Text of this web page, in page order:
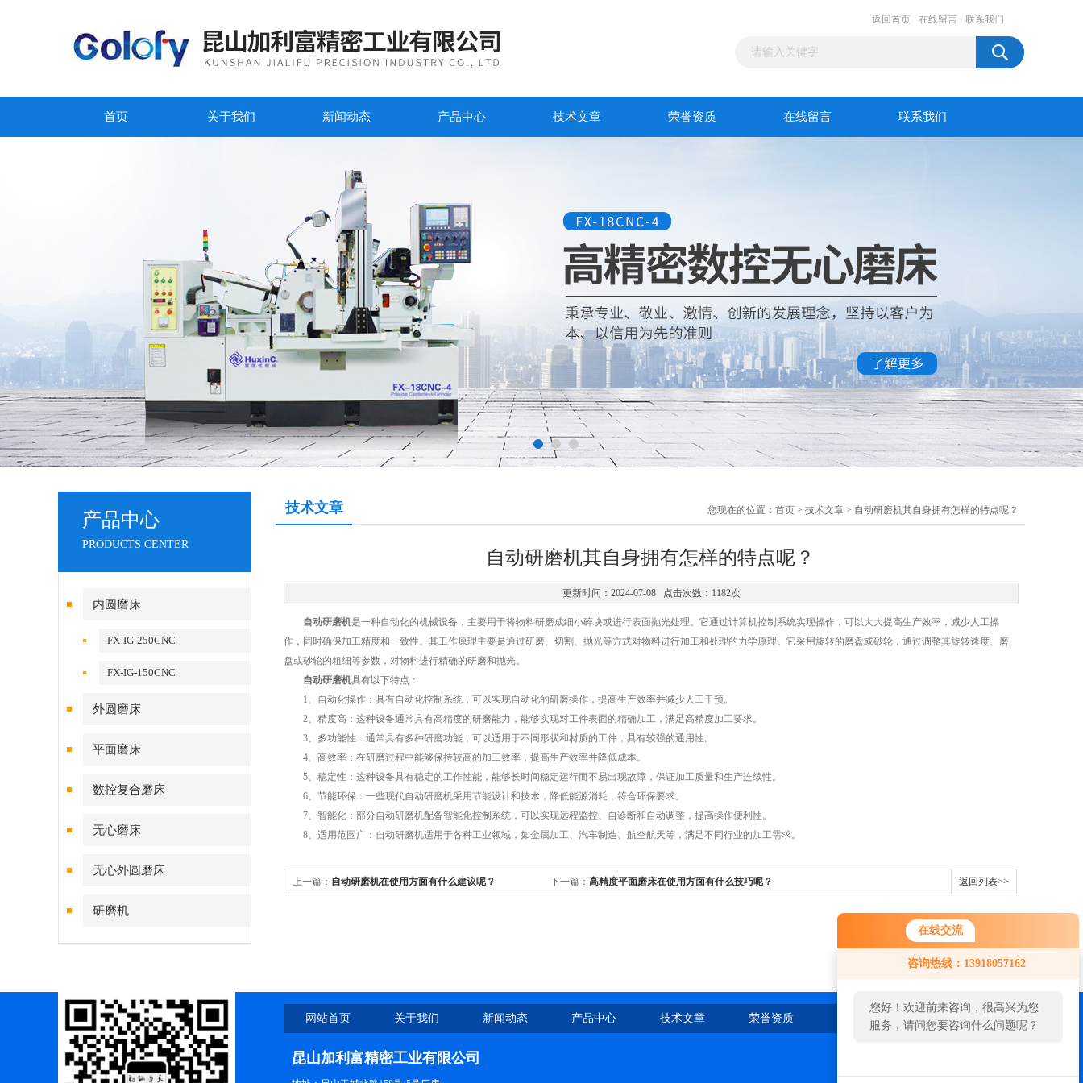
在线交流
咨询热线：13918057162
您好！欢迎前来咨询，很高兴为您
服务，请问您要咨询什么问题呢？
返回首页 在线留言 联系我们
首页 关于我们 新闻动态 产品中心 技术文章 荣誉资质 在线留言 联系我们
产品中心
PRODUCTS CENTER
内圆磨床
FX-IG-250CNC
FX-IG-150CNC
外圆磨床
平面磨床
数控复合磨床
无心磨床
无心外圆磨床
研磨机
技术文章 您现在的位置： 首页 > 技术文章 > 自动研磨机其自身拥有怎样的特点呢？
自动研磨机其自身拥有怎样的特点呢？
更新时间：2024-07-08 点击次数：1182次
自动研磨机是一种自动化的机械设备，主要用于将物料研磨成细小碎块或进行表面抛光处理。它通过计算机控制系统实现操作，可以大大提高生产效率，减少人工操
作，同时确保加工精度和一致性。其工作原理主要是通过研磨、切割、抛光等方式对物料进行加工和处理的力学原理。它采用旋转的磨盘或砂轮，通过调整其旋转速度、磨
盘或砂轮的粗细等参数，对物料进行精确的研磨和抛光。
自动研磨机具有以下特点：
1、自动化操作：具有自动化控制系统，可以实现自动化的研磨操作，提高生产效率并减少人工干预。
2、精度高：这种设备通常具有高精度的研磨能力，能够实现对工件表面的精确加工，满足高精度加工要求。
3、多功能性：通常具有多种研磨功能，可以适用于不同形状和材质的工件，具有较强的通用性。
4、高效率：在研磨过程中能够保持较高的加工效率，提高生产效率并降低成本。
5、稳定性：这种设备具有稳定的工作性能，能够长时间稳定运行而不易出现故障，保证加工质量和生产连续性。
6、节能环保：一些现代自动研磨机采用节能设计和技术，降低能源消耗，符合环保要求。
7、智能化：部分自动研磨机配备智能化控制系统，可以实现远程监控、自诊断和自动调整，提高操作便利性。
8、适用范围广：自动研磨机适用于各种工业领域，如金属加工、汽车制造、航空航天等，满足不同行业的加工需求。
上一篇： 自动研磨机在使用方面有什么建议呢？ 下一篇： 高精度平面磨床在使用方面有什么技巧呢？ 返回列表>>
网站首页 关于我们 新闻动态 产品中心 技术文章 荣誉资质 在线留言 联系我们
昆山加利富精密工业有限公司